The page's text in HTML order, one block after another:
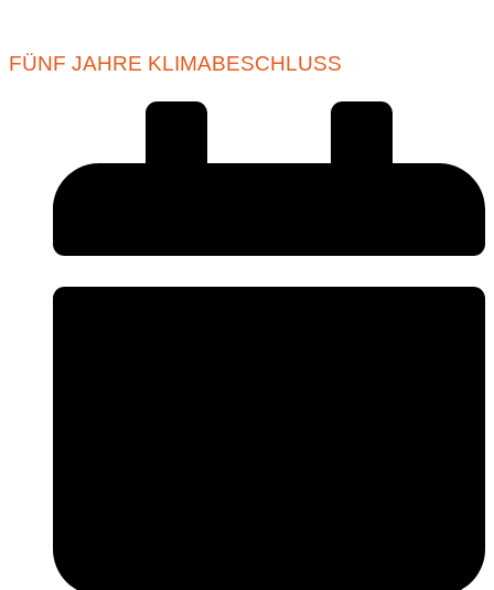
FÜNF JAHRE KLIMABESCHLUSS